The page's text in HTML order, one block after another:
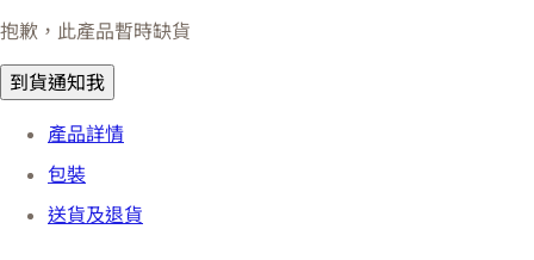
抱歉，此產品暫時缺貨
到貨通知我
產品詳情
包裝
送貨及退貨